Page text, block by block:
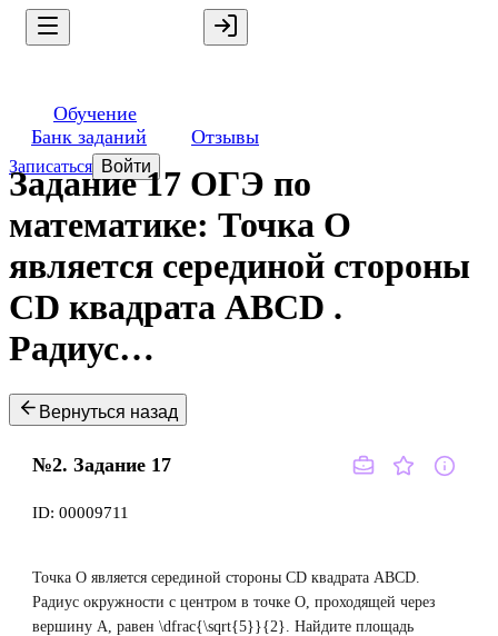
Обучение
Банк заданий
Отзывы
Записаться Войти
Задание 17 ОГЭ по
математике: Точка O
является серединой стороны
CD квадрата ABCD .
Радиус…
Вернуться назад
№2. Задание 17
ID: 00009711
Точка O является серединой стороны CD квадрата ABCD
Радиус окружности с центром в точке O , проходящей через
вершину A , равен \dfrac{\sqrt{5}}{2} . Найдите площадь